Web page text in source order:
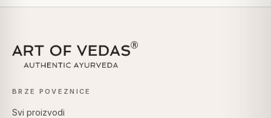
BRZE POVEZNICE
Svi proizvodi